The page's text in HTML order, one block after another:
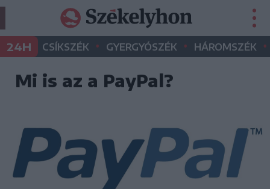
24H CSÍKSZÉK • GYERGYÓSZÉK • HÁROMSZÉK •
Mi is az a PayPal?